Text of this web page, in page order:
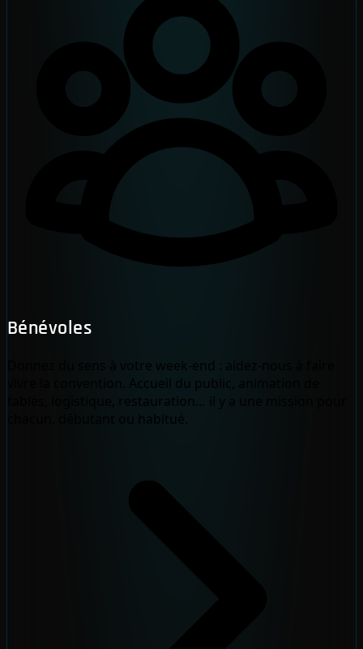
Bénévoles
Donnez du sens à votre week-end : aidez-nous à faire
vivre la convention. Accueil du public, animation de
tables, logistique, restauration… il y a une mission pour